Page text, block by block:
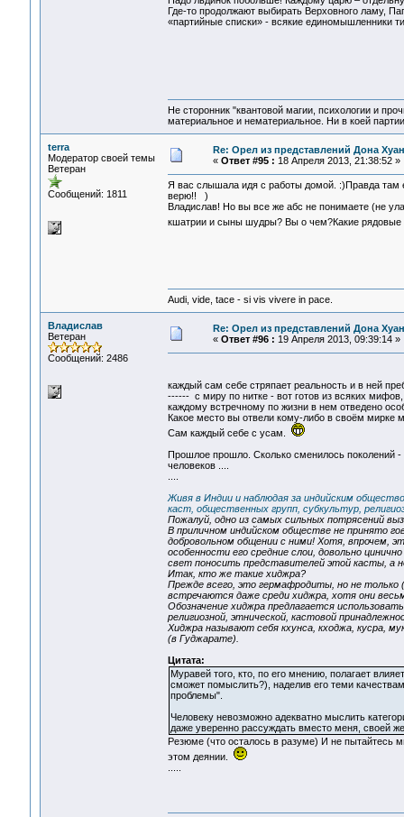
Где-то продолжают выбирать Верховного ламу,
«партийные списки» - всякие единомышленники
Не сторонник "квантовой магии, психологии и
материальное и нематериальное. Ни в коей
terra
Модератор своей темы
Ветеран
Сообщений: 1811
Re: Орел из представлений Дона
« Ответ #95 : 18 Апреля 2013, 21:38:52 »
Я вас слышала идя с работы домой. :)Правда там
верю!! )
Владислав! Но вы все же абс не понимаете (не
кшатрии и сыны шудры? Вы о чем?Какие рядовые
Audi, vide, tace - si vis vivere in pace.
Владислав
Ветеран
Сообщений: 2486
Re: Орел из представлений Дона
« Ответ #96 : 19 Апреля 2013, 09:39:14 »
каждый сам себе стряпает реальность и в ней
------ с миру по нитке - вот готов из всяких
каждому встречному по жизни в нем отведено
Какое место вы отвели кому-либо в своём мирке
Сам каждый себе с усам.
Прошлое прошло. Сколько сменилось поколений
человеков ....
Живя в Индии и наблюдая за индийским
каст, общественных групп, субкультур,
Пожалуй, одно из самых сильных потрясений
В приличном индийском обществе не принято
добровольном общении с ними! Хотя, впрочем,
особенности его средние слои, довольно
свет поносить представителей этой касты, а
Итак, кто же такие хиджра?
Прежде всего, это гермафродиты, но не только
встречаются даже среди хиджра, хотя они
Обозначение хиджра предлагается
религиозной, этнической, кастовой
Хиджра называют себя кхунса, кходжа, кусра,
(в Гуджарате).
Цитата:
Муравей того, кто, по его мнению, полагает
сможет помыслить?), наделив его теми
проблемы".
Человеку невозможно адекватно мыслить
даже уверенно рассуждать вместо меня, своей
Резюме (что осталось в разуме) И не пытайтесь
этом деянии.